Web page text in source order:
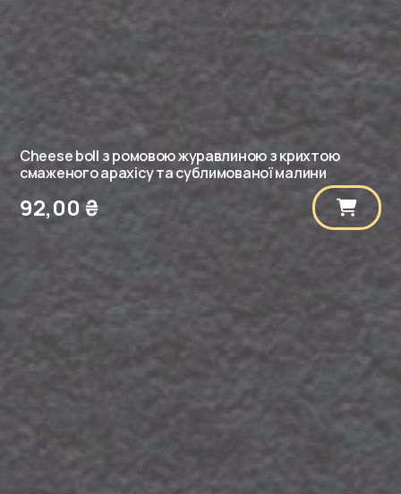
Cheese boll з ромовою журавлиною з крихтою
смаженого арахісу та сублимованої малини
92,00₴